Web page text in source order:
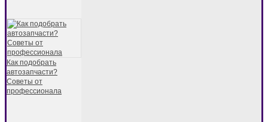
Как подобрать
автозапчасти?
Советы от
профессионала